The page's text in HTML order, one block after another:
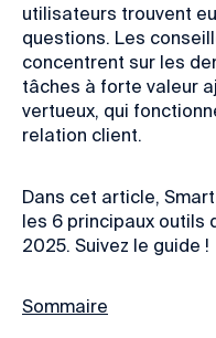
utilisateurs trouvent
questions. Les
concentrent sur les
tâches à forte valeur
vertueux, qui
relation client.
Dans cet article,
les 6 principaux outils
2025. Suivez le guide !
Sommaire